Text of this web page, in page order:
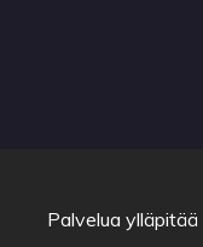
Palvelua ylläpitää